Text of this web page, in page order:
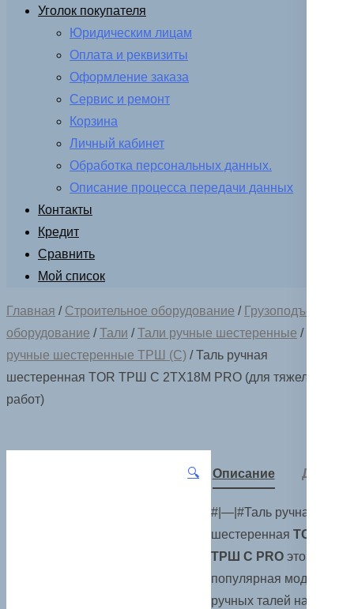
Уголок покупателя
Юридическим лицам
Оплата и реквизиты
Оформление заказа
Сервис и ремонт
Корзина
Личный кабинет
Обработка персональных данных.
Описание процесса передачи данных
Контакты
Кредит
Сравнить
Мой список
Главная / Строительное оборудование / Грузоподъемное
оборудование /Тали /Тали ручные шестеренные /
ручные шестеренные ТРШ (С) / Таль ручная
шестеренная TOR ТРШ C 2ТХ18М PRO (для тяжелых
работ)
🔍 Описание Детали
#|—|#Таль ручная
шестереннаяTOR
ТРШ С PRO это самая
популярная модель
ручных талей на